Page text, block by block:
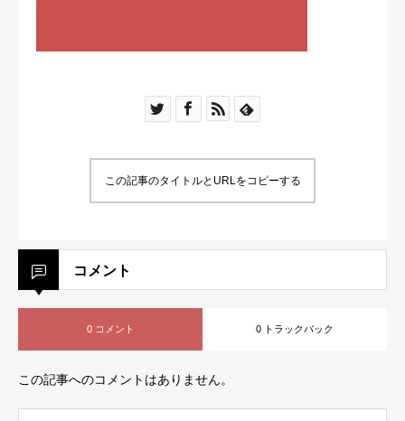
この記事のタイトルとURLをコピーする
コメント
0 コメント 0 トラックバック
この記事へのコメントはありません。